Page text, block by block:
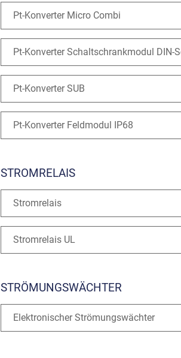
Pt-Konverter Micro Combi
Pt-Konverter Schaltschrankmodul DIN-
Pt-Konverter SUB
Pt-Konverter Feldmodul IP68
STROMRELAIS
Stromrelais
Stromrelais UL
STRÖMUNGSWÄCHTER
Elektronischer Strömungswächter